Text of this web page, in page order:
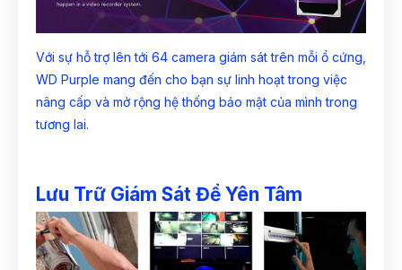
Với sự hỗ trợ lên tới 64 camera giám sát trên mỗi ổ cứng,
WD Purple mang đến cho bạn sự linh hoạt trong việc
nâng cấp và mở rộng hệ thống bảo mật của mình trong
tương lai.
Lưu Trữ Giám Sát Để Yên Tâm